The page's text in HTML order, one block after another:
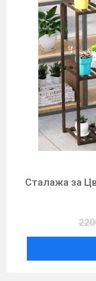
Сталажа за